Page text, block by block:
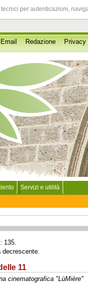
per autenticazioni,
Email Redazione Privacy
Servizi e utilità
135.
11
cinematografica "LùMière"